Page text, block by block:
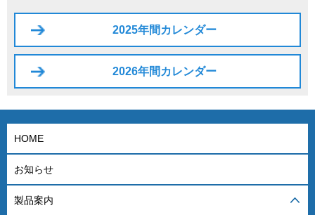
2025年間カレンダー
2026年間カレンダー
HOME
お知らせ
製品案内